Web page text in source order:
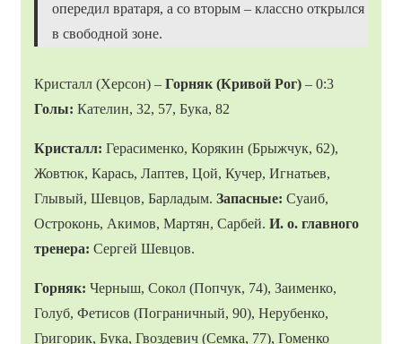
опередил вратаря, а со вторым – классно открылся
в свободной зоне.
Кристалл (Херсон) – Горняк (Кривой Рог) – 0:3
Голы: Кателин, 32, 57, Бука, 82
Кристалл: Герасименко, Корякин (Брыжчук, 62),
Жовтюк, Карась, Лаптев, Цой, Кучер, Игнатьев,
Глывый, Шевцов, Барладым. Запасные: Суаиб,
Остроконь, Акимов, Мартян, Сарбей. И. о. главного
тренера: Сергей Шевцов.
Горняк: Черныш, Сокол (Попчук, 74), Заименко,
Голуб, Фетисов (Пограничный, 90), Нерубенко,
Григорик, Бука, Гвоздевич (Семка, 77), Гоменко